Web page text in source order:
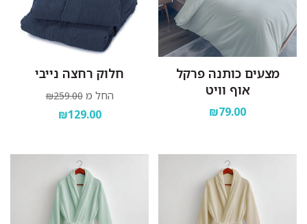
מצעים כותנה פרקל
אוף וויט
₪79.00
חלוק רחצה נייבי
החל מ ₪259.00
₪129.00